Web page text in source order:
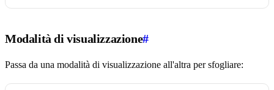
Modalità di visualizzazione#
Passa da una modalità di visualizzazione all'altra per sfogliare: